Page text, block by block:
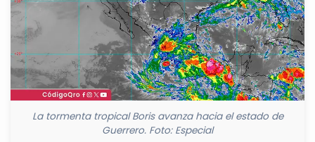
La tormenta tropical Boris avanza hacia el estado de
Guerrero. Foto: Especial